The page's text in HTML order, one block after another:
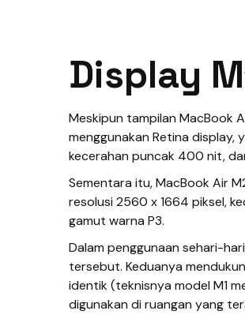
Display
Meskipun tampilan MacBook
menggunakan Retina display,
kecerahan puncak 400 nit,
Sementara itu, MacBook Air
resolusi 2560 x 1664 piksel,
gamut warna P3.
Dalam penggunaan sehari-
tersebut. Keduanya
identik (teknisnya model M1
digunakan di ruangan yang